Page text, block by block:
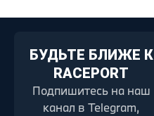
БУДЬТЕ БЛИЖЕ К
RACEPORT
Подпишитесь на наш
канал в Telegram,